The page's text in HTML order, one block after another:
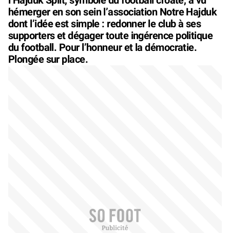
hémerger en son sein l’association Notre Hajduk
dont l’idée est simple : redonner le club à ses
supporters et dégager toute ingérence politique
du football. Pour l’honneur et la démocratie.
Plongée sur place.